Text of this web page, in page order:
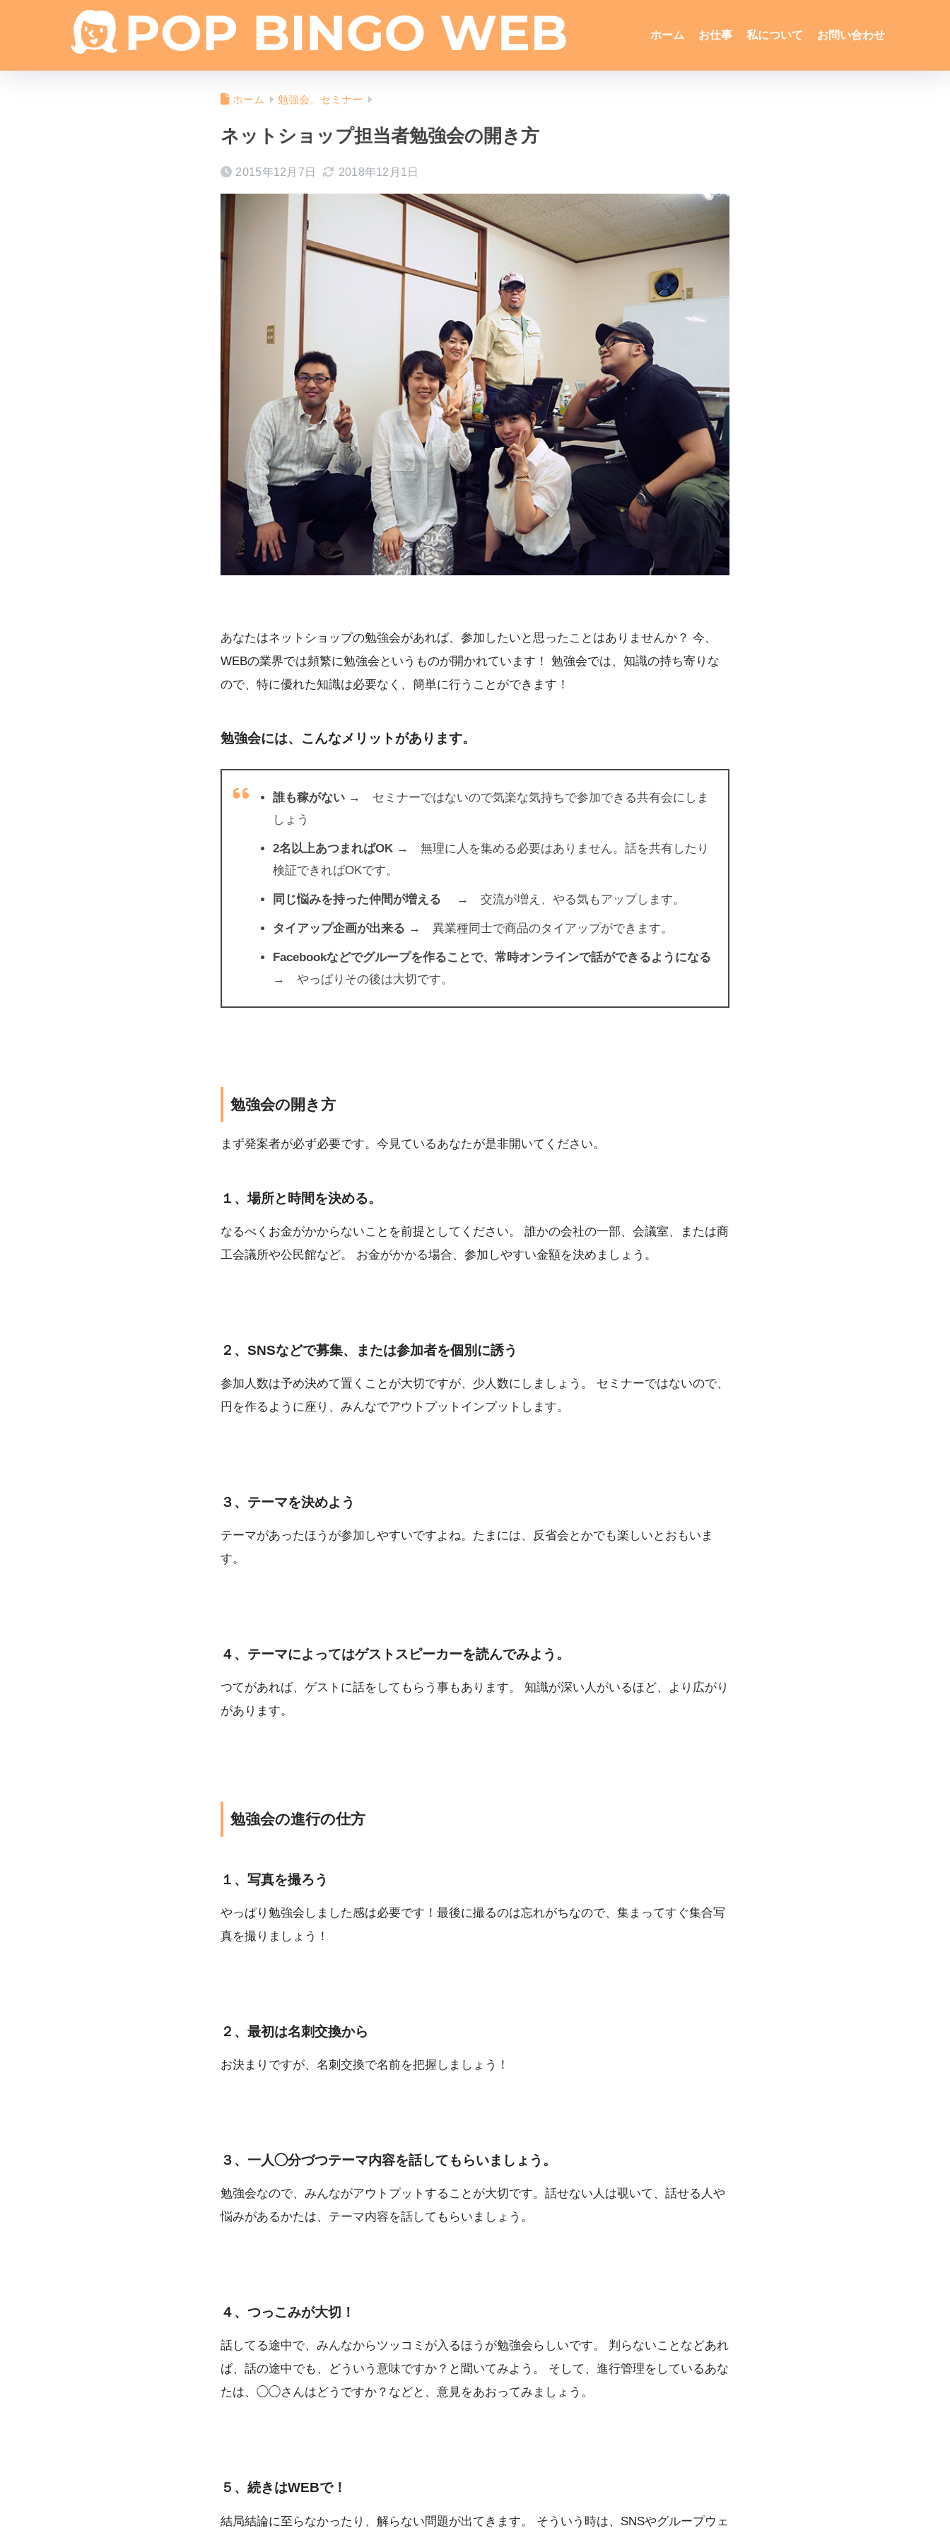
ホーム お仕事 私について お問い合わせ
ホーム 勉強会、セミナー
ネットショップ担当者勉強会の開き方
2015年12月7日 2018年12月1日
あなたはネットショップの勉強会があれば、参加したいと思ったことはありませんか？ 今、
WEBの業界では頻繁に勉強会というものが開かれています！ 勉強会では、知識の持ち寄りな
ので、特に優れた知識は必要なく、簡単に行うことができます！
勉強会には、こんなメリットがあります。
誰も稼がない → セミナーではないので気楽な気持ちで参加できる共有会にしま
しょう
2名以上あつまればOK → 無理に人を集める必要はありません。話を共有したり
検証できればOKです。
同じ悩みを持った仲間が増える → 交流が増え、やる気もアップします。
タイアップ企画が出来る → 異業種同士で商品のタイアップができます。
Facebookなどでグループを作ることで、常時オンラインで話ができるようになる
→ やっぱりその後は大切です。
勉強会の開き方
まず発案者が必ず必要です。今見ているあなたが是非開いてください。
１、場所と時間を決める。
なるべくお金がかからないことを前提としてください。 誰かの会社の一部、会議室、または商
工会議所や公民館など。 お金がかかる場合、参加しやすい金額を決めましょう。
２、SNSなどで募集、または参加者を個別に誘う
参加人数は予め決めて置くことが大切ですが、少人数にしましょう。 セミナーではないので、
円を作るように座り、みんなでアウトプットインプットします。
３、テーマを決めよう
テーマがあったほうが参加しやすいですよね。たまには、反省会とかでも楽しいとおもいま
す。
４、テーマによってはゲストスピーカーを読んでみよう。
つてがあれば、ゲストに話をしてもらう事もあります。 知識が深い人がいるほど、より広がり
があります。
勉強会の進行の仕方
１、写真を撮ろう
やっぱり勉強会しました感は必要です！最後に撮るのは忘れがちなので、集まってすぐ集合写
真を撮りましょう！
２、最初は名刺交換から
お決まりですが、名刺交換で名前を把握しましょう！
３、一人◯分づつテーマ内容を話してもらいましょう。
勉強会なので、みんながアウトプットすることが大切です。話せない人は覗いて、話せる人や
悩みがあるかたは、テーマ内容を話してもらいましょう。
４、つっこみが大切！
話してる途中で、みんなからツッコミが入るほうが勉強会らしいです。 判らないことなどあれ
ば、話の途中でも、どういう意味ですか？と聞いてみよう。 そして、進行管理をしているあな
たは、◯◯さんはどうですか？などと、意見をあおってみましょう。
５、続きはWEBで！
結局結論に至らなかったり、解らない問題が出てきます。 そういう時は、SNSやグループウェ